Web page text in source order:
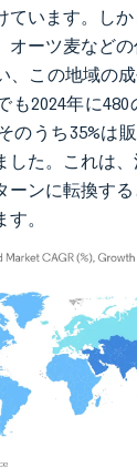
ています。し
オーツ麦など
、この地域の
も2024年に
のうち35%は
した。これは
ーンに転換す
。